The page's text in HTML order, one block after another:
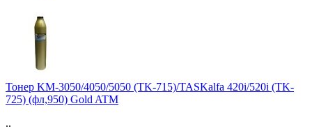
Тонер KM-3050/4050/5050 (TK-715)/TASKalfa 420i/520i (TK-
725) (фл,950) Gold ATM
..